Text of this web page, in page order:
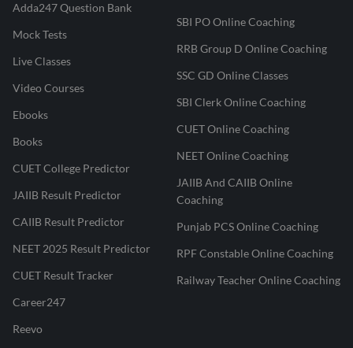
Adda247 Question Bank
Mock Tests
Live Classes
Video Courses
Ebooks
Books
CUET College Predictor
JAIIB Result Predictor
CAIIB Result Predictor
NEET 2025 Result Predictor
CUET Result Tracker
Career247
Reevo
SBI PO Online Coaching
RRB Group D Online Coaching
SSC GD Online Classes
SBI Clerk Online Coaching
CUET Online Coaching
NEET Online Coaching
JAIIB And CAIIB Online
Coaching
Punjab PCS Online Coaching
RPF Constable Online Coaching
Railway Teacher Online Coaching